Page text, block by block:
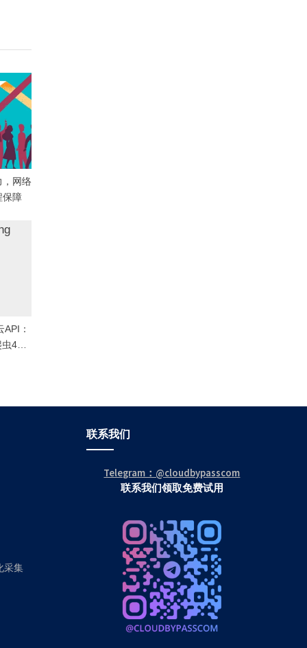
，网络
保障
：
403
采集
联系我们
Telegram：@cloudbypasscom
联系我们领取免费试用